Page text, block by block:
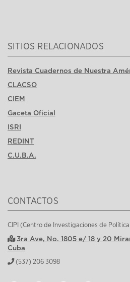
SITIOS RELACIONADOS
Revista Cuadernos de Nuestra
CLACSO
CIEM
Gaceta Oficial
ISRI
REDINT
C.U.B.A.
CONTACTOS
CIPI (Centro de Investigaciones de
3ra Ave, No. 1805 e/ 18 y 20
Cuba
(537) 206 3098